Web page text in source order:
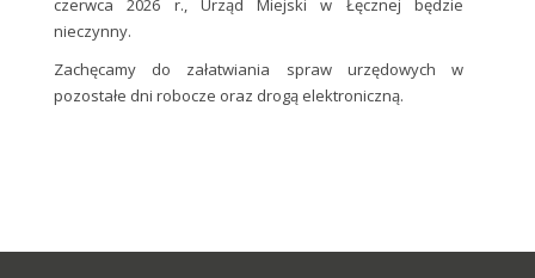
czerwca 2026 r., Urząd Miejski w Łęcznej będzie
nieczynny.
Zachęcamy do załatwiania spraw urzędowych w
pozostałe dni robocze oraz drogą elektroniczną.